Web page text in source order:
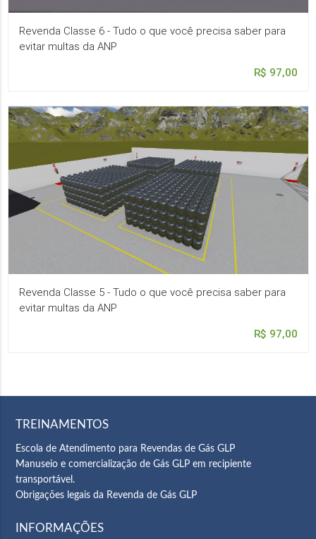
Revenda Classe 6 - Tudo o que você precisa saber para
evitar multas da ANP
R$ 97,00
Revenda Classe 5 - Tudo o que você precisa saber para
evitar multas da ANP
R$ 97,00
TREINAMENTOS
Escola de Atendimento para Revendas de Gás GLP
Manuseio e comercialização de Gás GLP em recipiente
transportável.
Obrigações legais da Revenda de Gás GLP
INFORMAÇÕES